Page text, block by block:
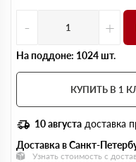
- +
На поддоне: 1024 шт.
КУПИТЬ В 1
10 августа доставка
Доставка в Санкт-
Узнать стоимость с